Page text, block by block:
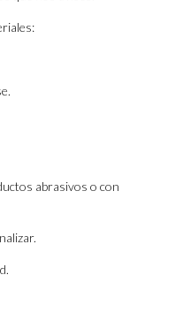
abrasivos o con